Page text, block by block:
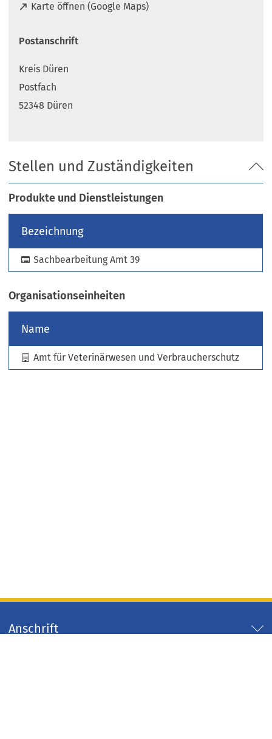
Karte öffnen (Google Maps)
(
f
e
t
i
e
m
n
e
n
T
a
)
Postanschrift
Kreis Düren
Postfach
52348 Düren
Stellen und Zuständigkeiten
Produkte und Dienstleistungen
Bezeichnung
Sachbearbeitung Amt 39
Organisationseinheiten
Name
Amt für Veterinärwesen und Verbraucherschutz
Anschrift